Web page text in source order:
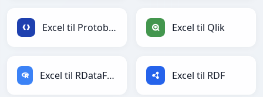
Excel til Protobuf Excel til Qlik
Excel til RDataFrame Excel til RDF